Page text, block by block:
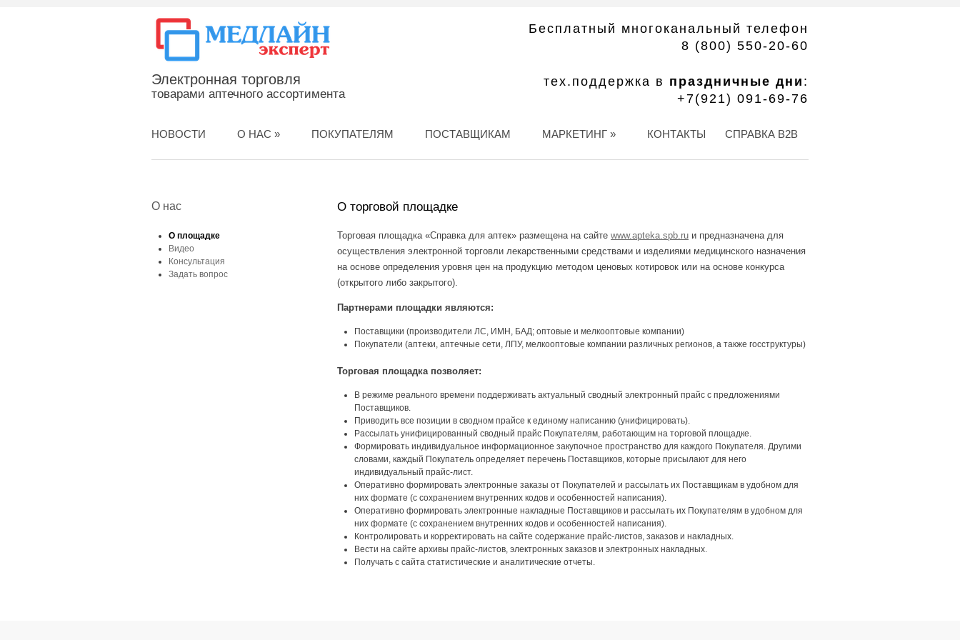
Электронная торговля
товарами аптечного ассортимента
Бесплатный многоканальный телефон
8 (800) 550-20-60
тех.поддержка в праздничные дни :
+7(921) 091-69-76
НОВОСТИ О НАС » ПОКУПАТЕЛЯМ ПОСТАВЩИКАМ МАРКЕТИНГ » КОНТАКТЫ СПРАВКА B2B
О нас
О площадке
Видео
Консультация
Задать вопрос
О торговой площадке
Торговая площадка «Справка для аптек» размещена на сайте www.apteka.spb.ru и предназначена для
осуществления электронной торговли лекарственными средствами и изделиями медицинского назначения
на основе определения уровня цен на продукцию методом ценовых котировок или на основе конкурса
(открытого либо закрытого).
Партнерами площадки являются:
Поставщики (производители ЛС, ИМН, БАД; оптовые и мелкооптовые компании)
Покупатели (аптеки, аптечные сети, ЛПУ, мелкооптовые компании различных регионов, а также госструктуры)
Торговая площадка позволяет:
В режиме реального времени поддерживать актуальный сводный электронный прайс с предложениями
Поставщиков.
Приводить все позиции в сводном прайсе к единому написанию (унифицировать).
Рассылать унифицированный сводный прайс Покупателям, работающим на торговой площадке.
Формировать индивидуальное информационное закупочное пространство для каждого Покупателя. Другими
словами, каждый Покупатель определяет перечень Поставщиков, которые присылают для него
индивидуальный прайс-лист.
Оперативно формировать электронные заказы от Покупателей и рассылать их Поставщикам в удобном для
них формате (с сохранением внутренних кодов и особенностей написания).
Оперативно формировать электронные накладные Поставщиков и рассылать их Покупателям в удобном для
них формате (с сохранением внутренних кодов и особенностей написания).
Контролировать и корректировать на сайте содержание прайс-листов, заказов и накладных.
Вести на сайте архивы прайс-листов, электронных заказов и электронных накладных.
Получать с сайта статистические и аналитические отчеты.